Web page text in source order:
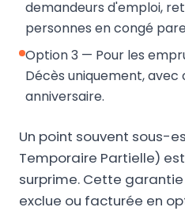
demandeurs d'emploi,
personnes en congé
Option 3 — Pour les
Décès uniquement,
anniversaire.
Un point souvent sous-
Temporaire Partielle)
surprime. Cette
exclue ou facturée en